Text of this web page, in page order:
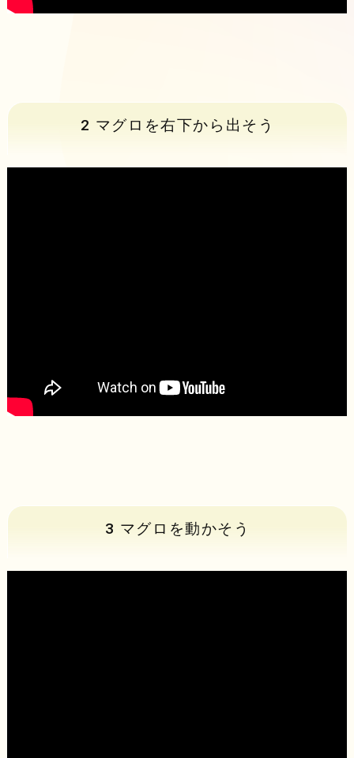
2 マグロを右下から出そう
3 マグロを動かそう